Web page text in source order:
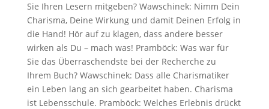
Sie Ihren Lesern mitgeben? Wawschinek: Nimm Dein
Charisma, Deine Wirkung und damit Deinen Erfolg in
die Hand! Hör auf zu klagen, dass andere besser
wirken als Du – mach was! Pramböck: Was war für
Sie das Überraschendste bei der Recherche zu
Ihrem Buch? Wawschinek: Dass alle Charismatiker
ein Leben lang an sich gearbeitet haben. Charisma
ist Lebensschule. Pramböck: Welches Erlebnis drückt